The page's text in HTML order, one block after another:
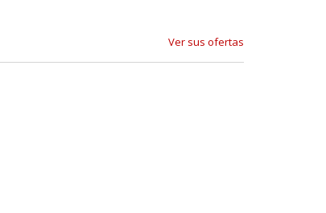
Ver sus ofertas